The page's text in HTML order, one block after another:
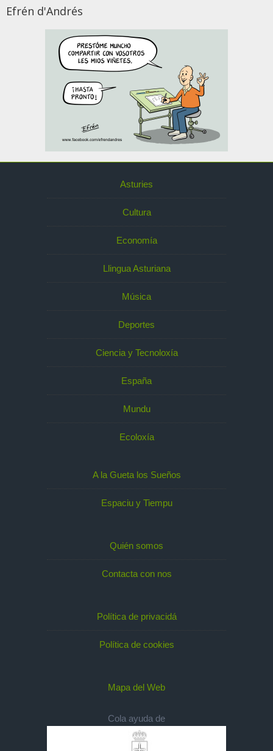
Efrén d'Andrés
Asturies
Cultura
Economía
Llingua Asturiana
Música
Deportes
Ciencia y Tecnoloxía
España
Mundu
Ecoloxía
A la Gueta los Sueños
Espaciu y Tiempu
Quién somos
Contacta con nos
Política de privacidá
Política de cookies
Mapa del Web
Cola ayuda de